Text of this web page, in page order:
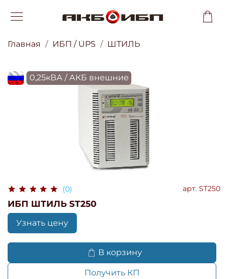
Главная ИБП / UPS ШТИЛЬ
flagRU0,25кВА / АКБ внешние
(0) арт. ST250
ИБП ШТИЛЬ ST250
Узнать цену
В корзину
Получить КП